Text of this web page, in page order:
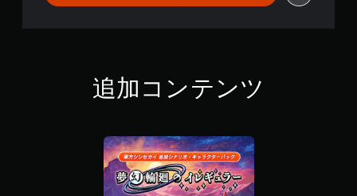
追加コンテンツ